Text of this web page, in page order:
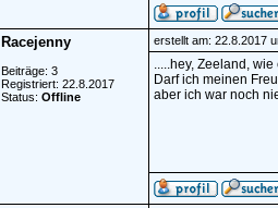
Racejenny
Beiträge: 3
Registriert: 22.8.2017
Status: Offline
erstellt am: 22.8.2017
.....hey, Zeeland,
Darf ich meinen
aber ich war noch